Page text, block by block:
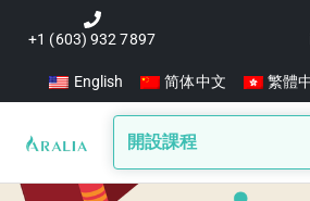
要
+1 (603) 932 7897
English 简体中文 繁體
開設課程